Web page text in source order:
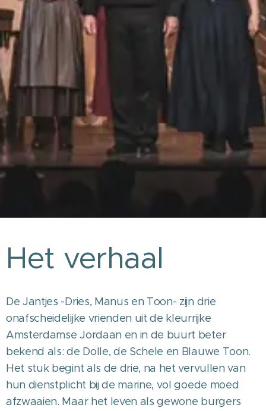
Het verhaal
De Jantjes -Dries, Manus en Toon- zijn drie
onafscheidelijke vrienden uit de kleurrijke
Amsterdamse Jordaan en in de buurt beter
bekend als: de Dolle, de Schele en Blauwe Toon.
Het stuk begint als de drie, na het vervullen van
hun dienstplicht bij de marine, vol goede moed
afzwaaien. Maar het leven als gewone burgers